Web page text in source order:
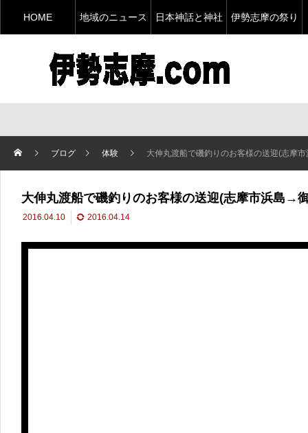
HOME 地域のニュース 日本神話と神社 伊勢志摩の祭り
ブログ 体験 大伸丸渡船で磯釣りのお客様の送迎(志摩
大伸丸渡船で磯釣りのお客様の送迎(志摩市浜島→
2016.04.10 2016.04.14